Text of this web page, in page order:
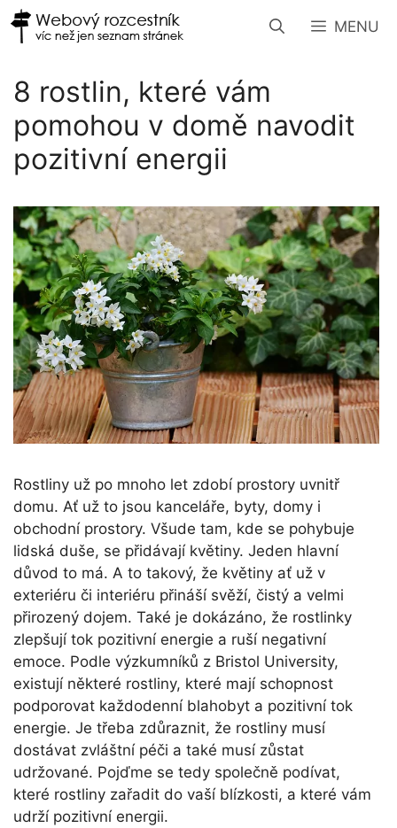
Přeskočit
na
MENU
8 rostlin, které vám
pomohou v domě navodit
pozitivní energii
Rostliny už po mnoho let zdobí prostory uvnitř
domu. Ať už to jsou kanceláře, byty, domy i
obchodní prostory. Všude tam, kde se pohybuje
lidská duše, se přidávají květiny. Jeden hlavní
důvod to má. A to takový, že květiny ať už v
exteriéru či interiéru přináší svěží, čistý a velmi
přirozený dojem. Také je dokázáno, že rostlinky
zlepšují tok pozitivní energie a ruší negativní
emoce. Podle výzkumníků z Bristol University,
existují některé rostliny, které mají schopnost
podporovat každodenní blahobyt a pozitivní tok
energie. Je třeba zdůraznit, že rostliny musí
dostávat zvláštní péči a také musí zůstat
udržované. Pojďme se tedy společně podívat,
které rostliny zařadit do vaší blízkosti, a které vám
udrží pozitivní energii.